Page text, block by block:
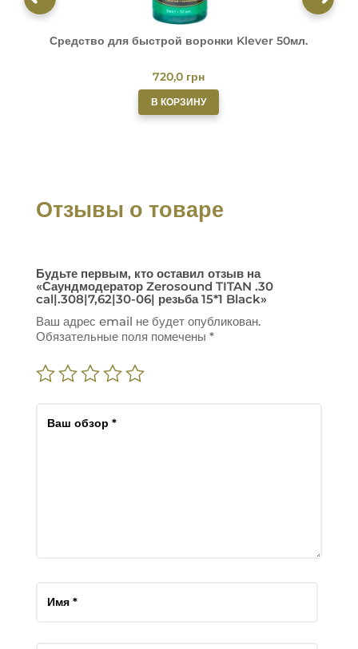
Средство для быстрой воронки Klever 50мл.
720,0 грн
В КОРЗИНУ
Отзывы о товаре
Будьте первым, кто оставил отзыв на
«Саундмодератор Zerosound TITAN .30
cal|.308|7,62|30-06| резьба 15*1 Black»
Ваш адрес email не будет опубликован.
Обязательные поля помечены *